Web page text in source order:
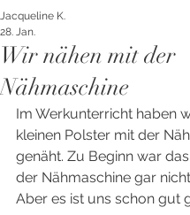
Wir nähen mit der
Nähmaschine
Jacqueline K.
28. Jan.
Im Werkunterricht haben
kleinen Polster mit der
genäht. Zu Beginn war
der Nähmaschine gar
Aber es ist uns schon gut